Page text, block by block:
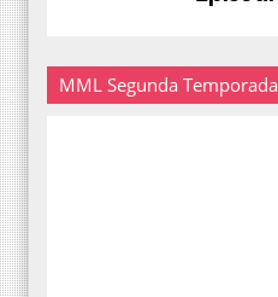
MML Segunda Temporada